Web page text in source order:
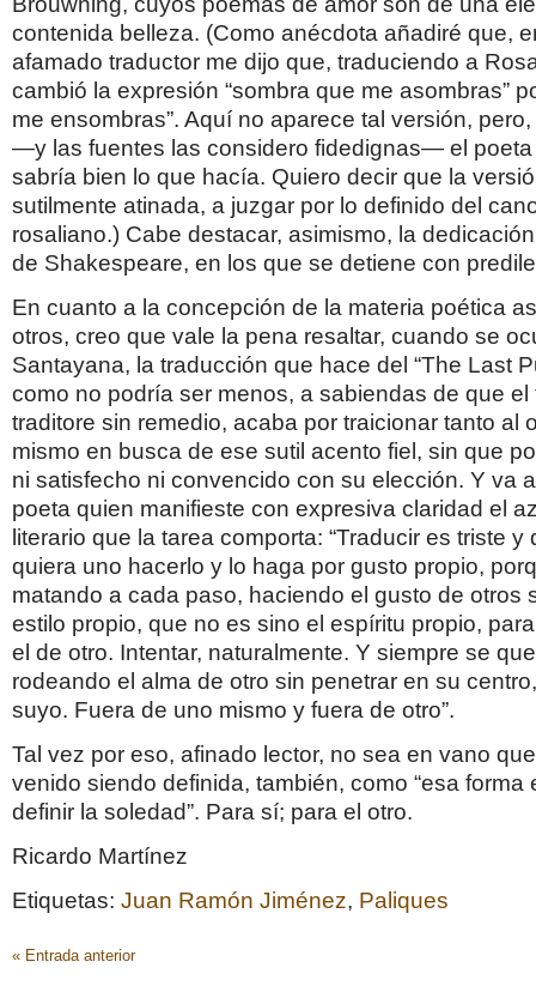
contenida belleza. (Como anécdota añadiré que,
afamado traductor me dijo que, traduciendo a
cambió la expresión “sombra que me asombras”
me ensombras”. Aquí no aparece tal versión,
—y las fuentes las considero fidedignas— el poeta
sabría bien lo que hacía. Quiero decir que la
sutilmente atinada, a juzgar por lo definido del
rosaliano.) Cabe destacar, asimismo, la
de Shakespeare, en los que se detiene con
En cuanto a la concepción de la materia poética
otros, creo que vale la pena resaltar, cuando se
Santayana, la traducción que hace del “The Last
como no podría ser menos, a sabiendas de que el
traditore sin remedio, acaba por traicionar tanto al
mismo en busca de ese sutil acento fiel, sin que
ni satisfecho ni convencido con su elección. Y va
poeta quien manifieste con expresiva claridad el
literario que la tarea comporta: “Traducir es triste y
quiera uno hacerlo y lo haga por gusto propio,
matando a cada paso, haciendo el gusto de otros
estilo propio, que no es sino el espíritu propio,
el de otro. Intentar, naturalmente. Y siempre se
rodeando el alma de otro sin penetrar en su
suyo. Fuera de uno mismo y fuera de otro”.
Tal vez por eso, afinado lector, no sea en vano
venido siendo definida, también, como “esa forma
definir la soledad”. Para sí; para el otro.
Ricardo Martínez
Etiquetas: Juan Ramón Jiménez, Paliques
« Entrada anterior